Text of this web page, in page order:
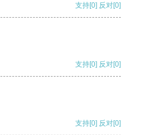
支持[0] 反对[0]
支持[0] 反对[0]
支持[0] 反对[0]